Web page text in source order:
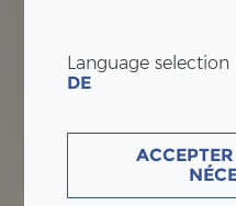
Language selection
DE